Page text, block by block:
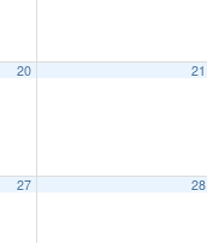
20 21
27 28